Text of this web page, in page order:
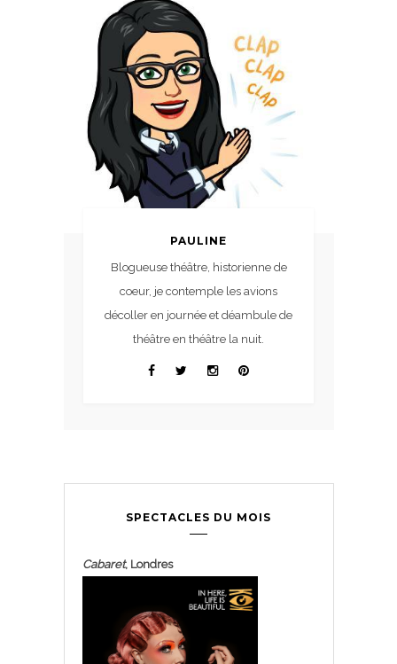
PAULINE
Blogueuse théâtre, historienne de
coeur, je contemple les avions
décoller en journée et déambule de
théâtre en théâtre la nuit.
SPECTACLES DU MOIS
Cabaret, Londres